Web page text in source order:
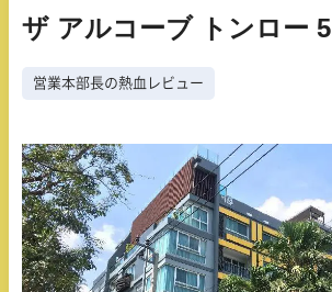
ザ アルコーブ トンロー 5
営業本部長の熱血レビュー